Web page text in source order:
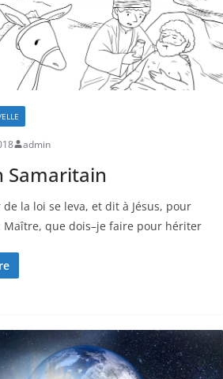
admin
Samaritain
la loi se leva, et dit à Jésus, pour
Maître, que dois–je faire pour hériter